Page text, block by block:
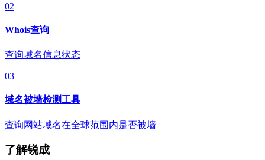
02
Whois查询
查询域名信息状态
03
域名被墙检测工具
查询网站域名在全球范围内是否被墙
了解锐成